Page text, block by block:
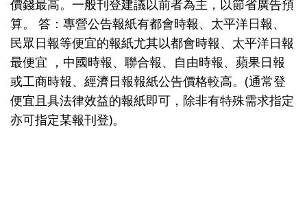
價錢最高。一般刊登建議以前者為主，以節省廣告預
算。 答：專營公告報紙有都會時報、太平洋日報、
民眾日報等便宜的報紙尤其以都會時報、太平洋日報
最便宜 ，中國時報、聯合報、自由時報、蘋果日報
或工商時報、經濟日報報紙公告價格較高。(通常登
便宜且具法律效益的報紙即可，除非有特殊需求指定
亦可指定某報刊登)。